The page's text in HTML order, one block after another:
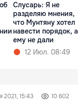
Слусарь: Я не
разделяю мнения,
что Мунтяну хотел
навести порядок, а
ему не дали
12 Июл. 08:49
2021, 15:43 10 602